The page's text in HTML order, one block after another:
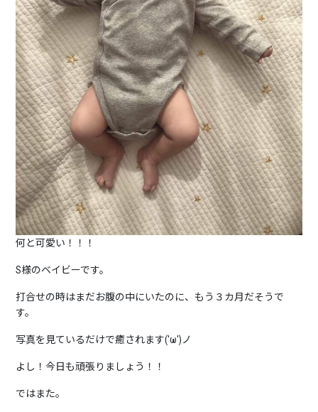
何と可愛い！！！
S様のベイビーです。
打合せの時はまだお腹の中にいたのに、もう３カ月だそうで
す。
写真を見ているだけで癒されます('ω')ノ
よし！今日も頑張りましょう！！
ではまた。